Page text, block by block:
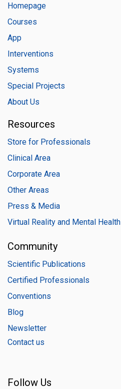
Homepage
Courses
App
Interventions
Systems
Special Projects
About Us
Resources
Store for Professionals
Clinical Area
Corporate Area
Other Areas
Press & Media
Virtual Reality and Mental Health
Community
Scientific Publications
Certified Professionals
Conventions
Blog
Newsletter
Contact us
Follow Us